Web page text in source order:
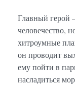
Главный герой
человечество,
хитроумные
он проводит
ему пойти в
насладиться